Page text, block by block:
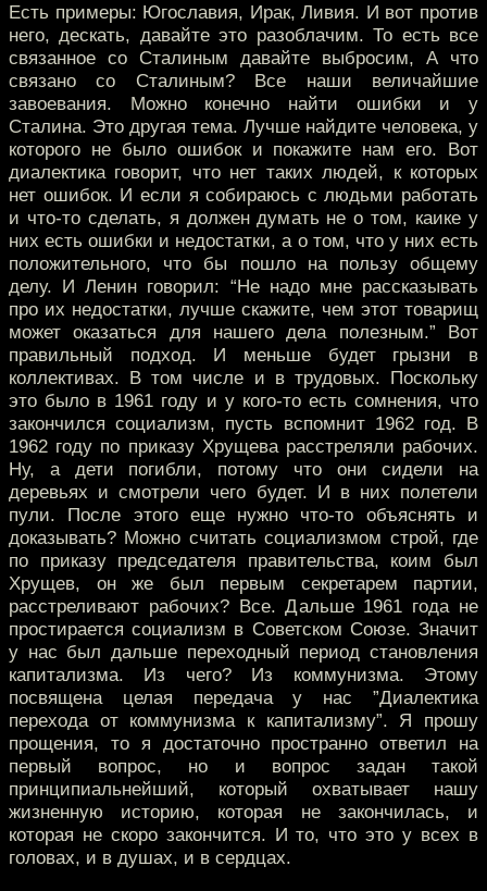
Есть примеры: Югославия, Ирак, Ливия. И вот против
него, дескать, давайте это разоблачим. То есть все
связанное со Сталиным давайте выбросим, А что
связано со Сталиным? Все наши величайшие
завоевания. Можно конечно найти ошибки и у
Сталина. Это другая тема. Лучше найдите человека, у
которого не было ошибок и покажите нам его. Вот
диалектика говорит, что нет таких людей, к которых
нет ошибок. И если я собираюсь с людьми работать
и что-то сделать, я должен думать не о том, каике у
них есть ошибки и недостатки, а о том, что у них есть
положительного, что бы пошло на пользу общему
делу. И Ленин говорил: “Не надо мне рассказывать
про их недостатки, лучше скажите, чем этот товарищ
может оказаться для нашего дела полезным.” Вот
правильный подход. И меньше будет грызни в
коллективах. В том числе и в трудовых. Поскольку
это было в 1961 году и у кого-то есть сомнения, что
закончился социализм, пусть вспомнит 1962 год. В
1962 году по приказу Хрущева расстреляли рабочих.
Ну, а дети погибли, потому что они сидели на
деревьях и смотрели чего будет. И в них полетели
пули. После этого еще нужно что-то объяснять и
доказывать? Можно считать социализмом строй, где
по приказу председателя правительства, коим был
Хрущев, он же был первым секретарем партии,
расстреливают рабочих? Все. Дальше 1961 года не
простирается социализм в Советском Союзе. Значит
у нас был дальше переходный период становления
капитализма. Из чего? Из коммунизма. Этому
посвящена целая передача у нас ”Диалектика
перехода от коммунизма к капитализму”. Я прошу
прощения, то я достаточно пространно ответил на
первый вопрос, но и вопрос задан такой
принципиальнейший, который охватывает нашу
жизненную историю, которая не закончилась, и
которая не скоро закончится. И то, что это у всех в
головах, и в душах, и в сердцах.